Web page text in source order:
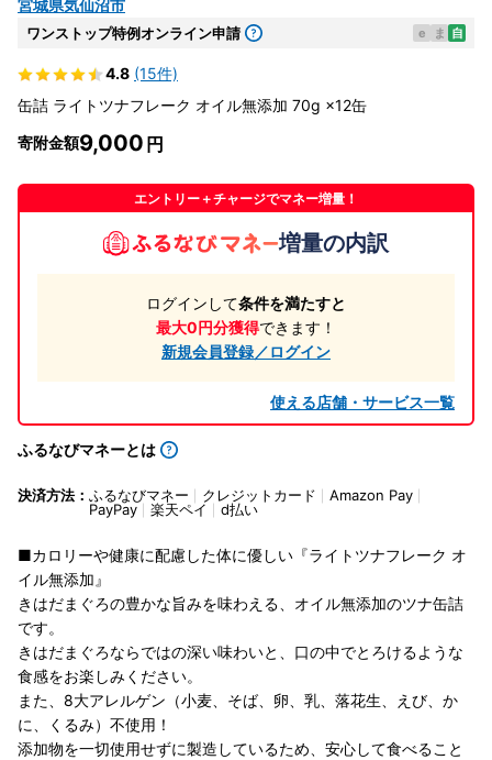
宮城県気仙沼市
ワンストップ特例オンライン申請 e ま 自
4.8 (15件)
缶詰 ライトツナフレーク オイル無添加 70g ×12缶
寄附金額9,000
エントリー＋チャージでマネー増量！
増量の内訳
ログインして条件を満たすと
最大0円分獲得できます！
新規会員登録／ログイン
使える店舗・サービス一覧
ふるなびマネーとは
決済方法： ふるなびマネー クレジットカード
Amazon Pay
PayPay
楽天ペイ d払い
■カロリーや健康に配慮した体に優しい『ライトツナフレーク オ
イル無添加』
きはだまぐろの豊かな旨みを味わえる、オイル無添加のツナ缶詰
です。
きはだまぐろならではの深い味わいと、口の中でとろけるような
食感をお楽しみください。
また、8大アレルゲン（小麦、そば、卵、乳、落花生、えび、か
に、くるみ）不使用！
添加物を一切使用せずに製造しているため、安心して食べること